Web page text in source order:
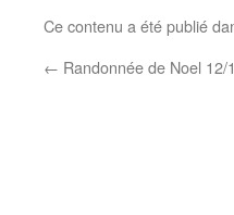
Ce contenu a été publié
← Randonnée de Noel 12/